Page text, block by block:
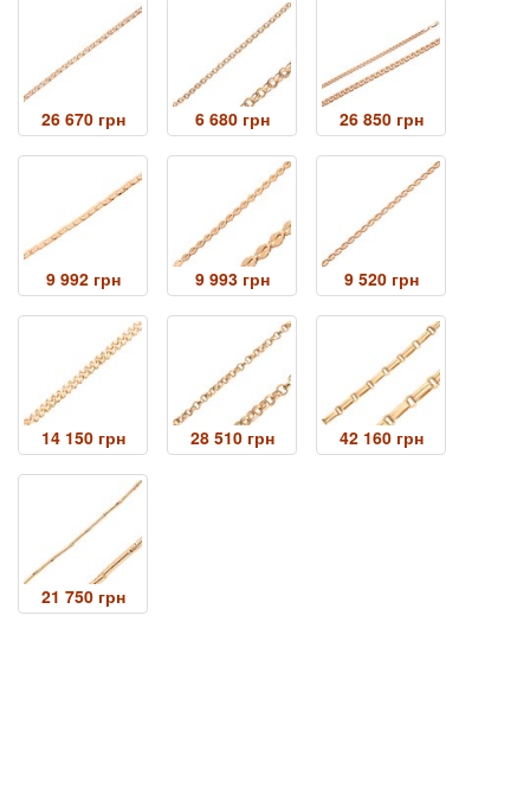
26 670 грн 6 680 грн 26 850 грн
9 992 грн 9 993 грн 9 520 грн
14 150 грн 28 510 грн 42 160 грн
21 750 грн